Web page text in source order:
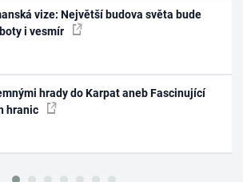
vize: Největší budova světa bude
i vesmír
hrady do Karpat aneb Fascinující
hranic